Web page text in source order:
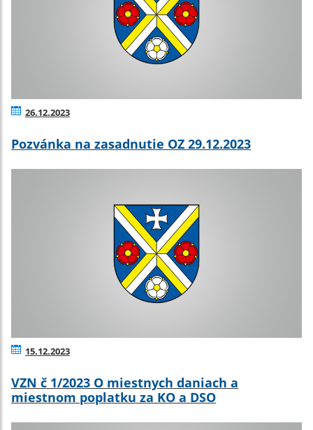
26.12.2023
Pozvánka na zasadnutie OZ 29.12.2023
15.12.2023
VZN č 1/2023 O miestnych daniach a
miestnom poplatku za KO a DSO